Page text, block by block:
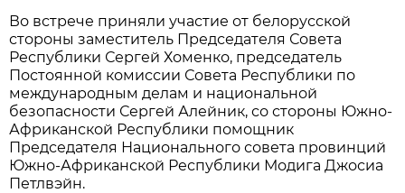
Во встрече приняли участие от белорусской
стороны заместитель Председателя Совета
Республики Сергей Хоменко, председатель
Постоянной комиссии Совета Республики по
международным делам и национальной
безопасности Сергей Алейник, со стороны Южно-
Африканской Республики помощник
Председателя Национального совета провинций
Южно-Африканской Республики Модига Джосиа
Петлвэйн.